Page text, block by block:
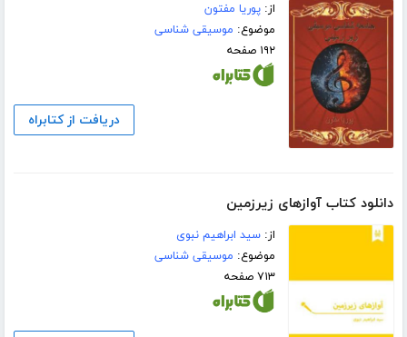
از:پوریا مفتون
موضوع: موسیقی شناسی
۱۹۲ صفحه
دریافت از کتابراه
دانلود کتاب آوازهای زیرزمین
از:سید ابراهیم نبوی
موضوع: موسیقی شناسی
۷۱۳ صفحه